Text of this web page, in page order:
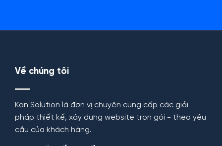
Về chúng tôi
Kan Solution là đơn vị chuyên cung cấp các giải
pháp thiết kế, xây dựng website trọn gói - theo yêu
cầu của khách hàng.